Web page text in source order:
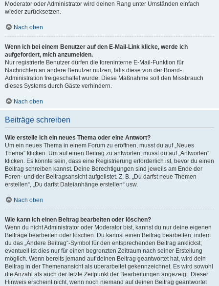
Moderator oder Administrator wird deinen Rang unter Umständen einfach
wieder zurücksetzen.
Nach oben
Wenn ich bei einem Benutzer auf den E-Mail-Link klicke, werde ich
aufgefordert, mich anzumelden.
Nur registrierte Benutzer dürfen die foreninterne E-Mail-Funktion für
Nachrichten an andere Benutzer nutzen, falls diese von der Board-
Administration freigeschaltet wurde. Diese Maßnahme soll den Missbrauch
dieses Systems durch Gäste verhindern.
Nach oben
Beiträge schreiben
Wie erstelle ich ein neues Thema oder eine Antwort?
Um ein neues Thema in einem Forum zu eröffnen, musst du auf „Neues
Thema“ klicken. Um auf einen Beitrag zu antworten, musst du auf „Antworten“
klicken. Es könnte sein, dass eine Registrierung erforderlich ist, bevor du einen
Beitrag schreiben kannst. Deine Berechtigungen sind jeweils am Ende der
Foren- und der Beitragsansicht aufgelistet. Z. B. „Du darfst neue Themen
erstellen“, „Du darfst Dateianhänge erstellen“ usw.
Nach oben
Wie kann ich einen Beitrag bearbeiten oder löschen?
Wenn du nicht Administrator oder Moderator bist, kannst du nur deine eigenen
Beiträge bearbeiten oder löschen. Du kannst einen Beitrag bearbeiten, indem
du das „Ändere Beitrag“-Symbol für den entsprechenden Beitrag anklickst;
eventuell ist dies nur für einen begrenzten Zeitraum nach seiner Erstellung
möglich. Wenn bereits jemand auf deinen Beitrag geantwortet hat, wird dein
Beitrag in der Themenansicht als überarbeitet gekennzeichnet. Es wird sowohl
die Anzahl als auch der letzte Zeitpunkt der Bearbeitungen angezeigt. Dieser
Hinweis erscheint nicht, wenn noch niemand auf deinen Beitrag geantwortet